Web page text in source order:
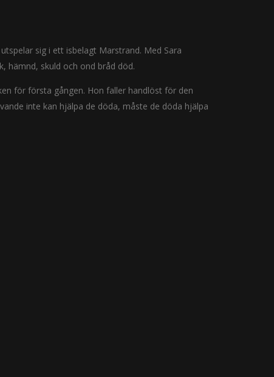
sig i ett isbelagt Marstrand. Med Sara
hämnd, skuld och ond bråd död.
för första gången. Hon faller handlöst för den
inte kan hjälpa de döda, måste de döda hjälpa